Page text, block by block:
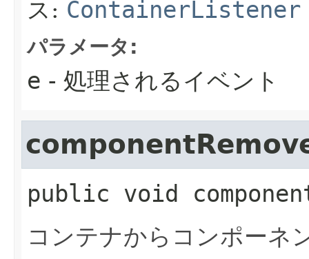
ス: ContainerListener
パラメータ:
e - 処理されるイベント
public void
コンテナからコンポーネ